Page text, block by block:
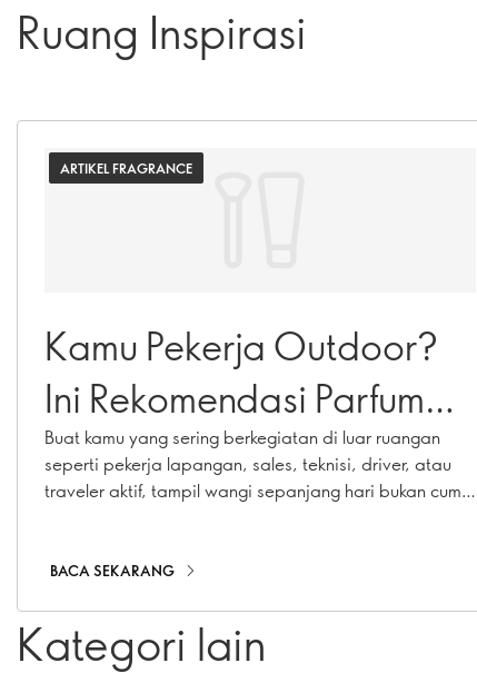
Ruang Inspirasi
ARTIKEL FRAGRANCE
Kamu Pekerja Outdoor?
Ini Rekomendasi Parfum
yang Cocok untukmu
Buat kamu yang sering berkegiatan di luar ruangan
seperti pekerja lapangan, sales, teknisi, driver, atau
traveler aktif, tampil wangi sepanjang hari bukan cuma
BACA SEKARANG
Kategori lain